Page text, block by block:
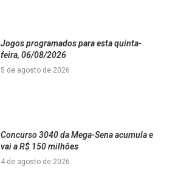
Jogos programados para esta quinta-
feira, 06/08/2026
5 de agosto de 2026
Concurso 3040 da Mega-Sena acumula e
vai a R$ 150 milhões
4 de agosto de 2026